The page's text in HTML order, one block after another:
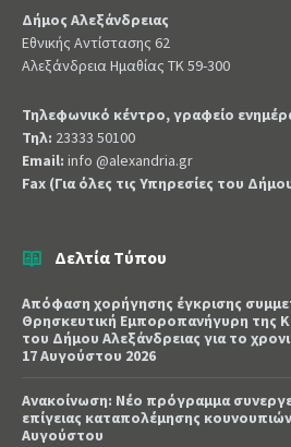
Δήμος Αλεξάνδρειας
Εθνικής Αντίστασης 62
Αλεξάνδρεια Ημαθίας ΤΚ 59-300
Τηλεφωνικό κέντρο, γραφείο
Τηλ: 23333 50100
Email: info @alexandria.gr
Fax (Για όλες τις Υπηρεσίες του
Δελτία Τύπου
Απόφαση χορήγησης έγκρισης
Θρησκευτική Εμποροπανήγυρη της
του Δήμου Αλεξάνδρειας για το
17 Αυγούστου 2026
Ανακοίνωση: Νέο πρόγραμμα
επίγειας καταπολέμησης
Αυγούστου